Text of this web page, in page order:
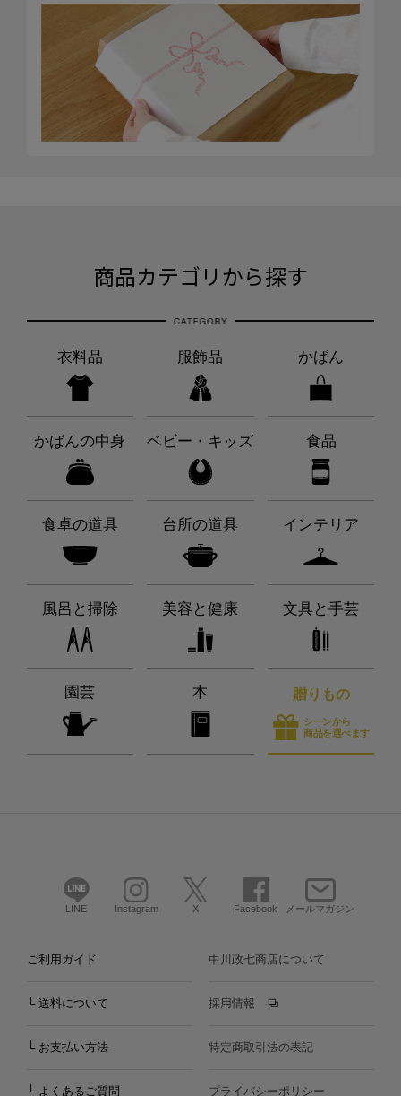
商品カテゴリから探す
衣料品 服飾品 かばん
かばんの中身 ベビー・キッズ 食品
食卓の道具 台所の道具 インテリア
風呂と掃除 美容と健康 文具と手芸
園芸 本 贈りもの
シーンから
商品を選べます
LINE Instagram X Facebook メールマガジン
ご利用ガイド
└ 送料について
└ お支払い方法
└ よくあるご質問
中川政七商店について
採用情報
特定商取引法の表記
プライバシーポリシー